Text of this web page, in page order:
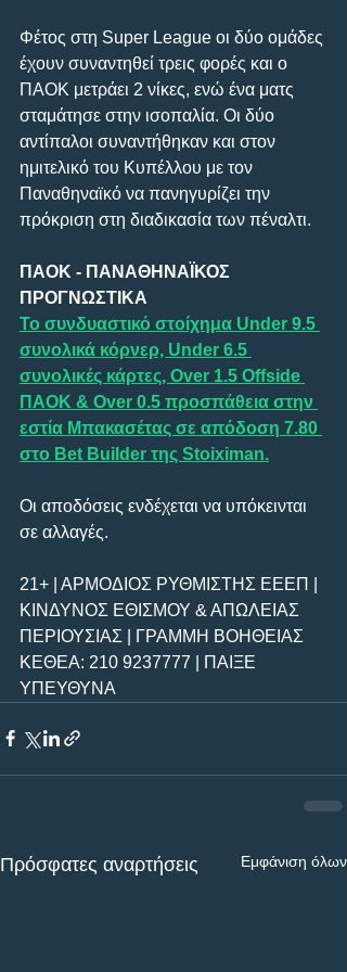
Φέτος στη Super League οι δύο ομάδες
έχουν συναντηθεί τρεις φορές και ο
ΠΑΟΚ μετράει 2 νίκες, ενώ ένα ματς
σταμάτησε στην ισοπαλία. Οι δύο
αντίπαλοι συναντήθηκαν και στον
ημιτελικό του Κυπέλλου με τον
Παναθηναϊκό να πανηγυρίζει την
πρόκριση στη διαδικασία των πέναλτι.
ΠΑΟΚ - ΠΑΝΑΘΗΝΑΪΚΟΣ
ΠΡΟΓΝΩΣΤΙΚΑ
Το συνδυαστικό στοίχημα Under 9.5
συνολικά κόρνερ, Under 6.5
συνολικές κάρτες, Over 1.5 Offside
ΠΑΟΚ & Over 0.5 προσπάθεια στην
εστία Μπακασέτας σε απόδοση 7.80
στο Bet Builder της Stoiximan.
Οι αποδόσεις ενδέχεται να υπόκεινται
σε αλλαγές.
21+ | ΑΡΜΟΔΙΟΣ ΡΥΘΜΙΣΤΗΣ ΕΕΕΠ |
ΚΙΝΔΥΝΟΣ ΕΘΙΣΜΟΥ & ΑΠΩΛΕΙΑΣ
ΠΕΡΙΟΥΣΙΑΣ | ΓΡΑΜΜΗ ΒΟΗΘΕΙΑΣ
ΚΕΘΕΑ: 210 9237777 | ΠΑΙΞΕ
ΥΠΕΥΘΥΝΑ
Πρόσφατες αναρτήσεις Εμφάνιση όλων